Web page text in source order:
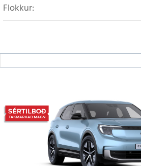
Flokkur: